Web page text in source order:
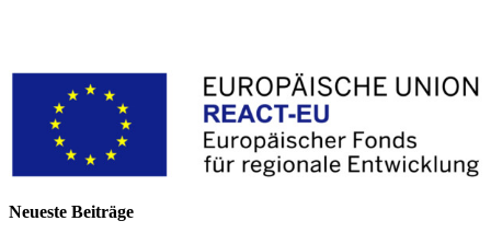
Neueste Beiträge